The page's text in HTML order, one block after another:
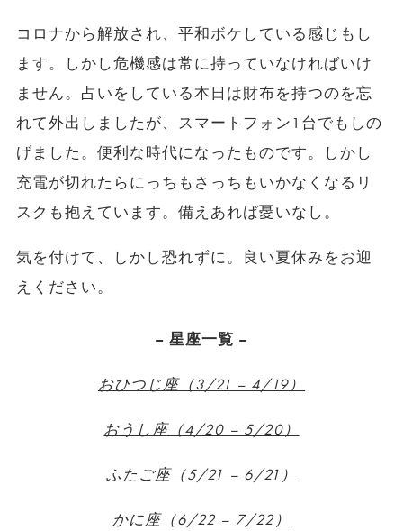
コロナから解放され、平和ボケしている感じもし
ます。しかし危機感は常に持っていなければいけ
ません。占いをしている本日は財布を持つのを忘
れて外出しましたが、スマートフォン1台でもしの
げました。便利な時代になったものです。しかし
充電が切れたらにっちもさっちもいかなくなるリ
スクも抱えています。備えあれば憂いなし。
気を付けて、しかし恐れずに。良い夏休みをお迎
えください。
– 星座一覧 –
おひつじ座（3/21 – 4/19）
おうし座（4/20 – 5/20）
ふたご座（5/21 – 6/21）
かに座（6/22 – 7/22）